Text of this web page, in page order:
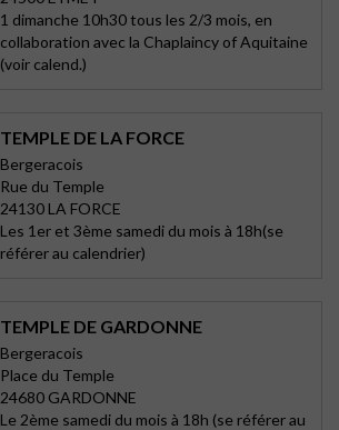
1 dimanche 10h30 tous les 2/3 mois, en
collaboration avec la Chaplaincy of Aquitaine
(voir calend.)
TEMPLE DE LA FORCE
Bergeracois
Rue du Temple
24130 LA FORCE
Les 1er et 3ème samedi du mois à 18h(se
référer au calendrier)
TEMPLE DE GARDONNE
Bergeracois
Place du Temple
24680 GARDONNE
Le 2ème samedi du mois à 18h (se référer au